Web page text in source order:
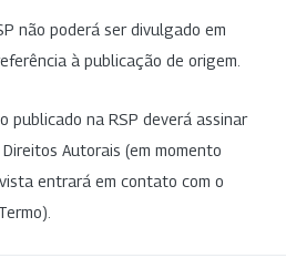
não poderá ser divulgado em
à publicação de origem.
publicado na RSP deverá assinar
Autorais (em momento
entrará em contato com o